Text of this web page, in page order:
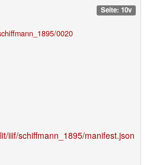
Seite: 10v
0020
iiif/schiffmann_1895/manifest.json